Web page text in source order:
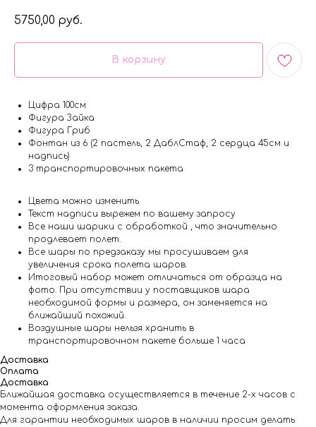
5750,00 руб.
В корзину
Цифра 100см
Фигура Зайка
Фигура Гриб
Фонтан из 6 (2 пастель, 2 ДаблСтаф, 2 сердца 45см и
надпись)
3 транспортировочных пакета
Цвета можно изменить
Текст надписи вырежем по вашему запросу
Все наши шарики с обработкой , что значительно
продлевает полет.
Все шары по предзаказу мы просушиваем для
увеличения срока полета шаров.
Итоговый набор может отличаться от образца на
фото. При отсутствии у поставщиков шара
необходимой формы и размера, он заменяется на
ближайший похожий.
Воздушные шары нельзя хранить в
транспортировочном пакете больше 1 часа
Доставка
Оплата
Доставка
Ближайшая доставка осуществляется в течение 2-х часов с
момента оформления заказа.
Для гарантии необходимых шаров в наличии просим делать